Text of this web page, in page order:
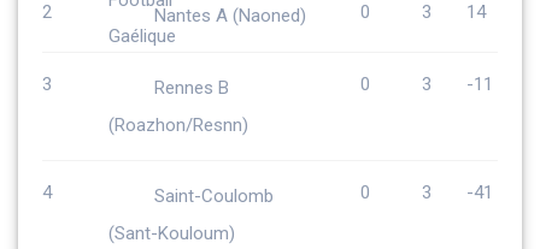
2 Nantes A (Naoned) 0 3 14
3
Rennes B
(Roazhon/Resnn)
0 3 -11
4
Saint-Coulomb
(Sant-Kouloum)
0 3 -41